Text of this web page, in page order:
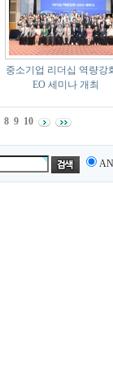
중소기업 리더십 역량강
EO 세미나 개최
8 9 10